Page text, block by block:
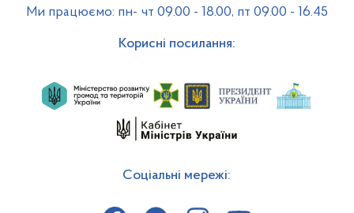
Ми працюємо: пн- чт 09.00 - 18.00, пт 09.00 - 16.45
Корисні посилання:
Соціальні мережі: